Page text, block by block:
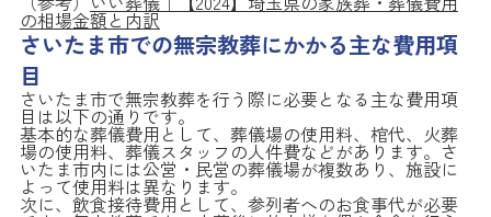
の相場金額と内訳
さいたま市での無宗教葬にかかる主な費用項
目
さいたま市で無宗教葬を行う際に必要となる主な費用項
目は以下の通りです。
基本的な葬儀費用として、葬儀場の使用料、棺代、火葬
場の使用料、葬儀スタッフの人件費などがあります。さ
いたま市内には公営・民営の葬儀場が複数あり、施設に
よって使用料は異なります。
次に、飲食接待費用として、参列者へのお食事代が必要